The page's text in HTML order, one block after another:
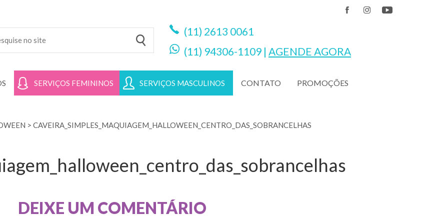
(11) 2613 0061
(11) 94306-1109 | AGENDE AGORA
SERVIÇOS FEMININOS SERVIÇOS MASCULINOS CONTATO PROMOÇÕES
> CAVEIRA_SIMPLES_MAQUIAGEM_HALLOWEEN_CENTRO_DAS_SOBRANCELHAS
DEIXE UM COMENTÁRIO